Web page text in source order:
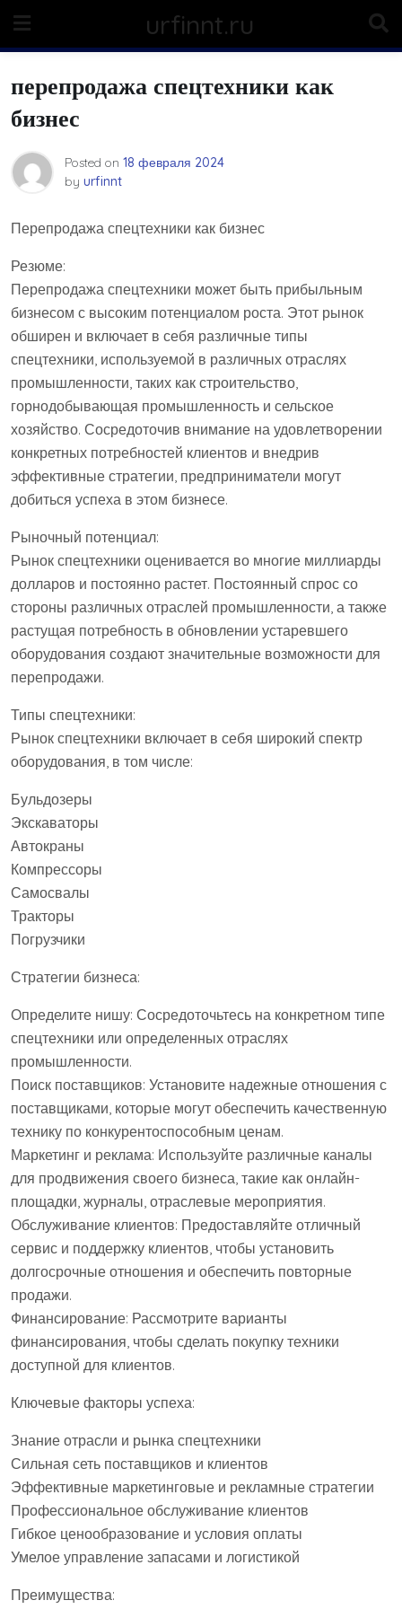
content
urfinnt.ru
перепродажа спецтехники как
бизнес
Posted on 18 февраля 2024
by urfinnt
Перепродажа спецтехники как бизнес
Резюме:
Перепродажа спецтехники может быть прибыльным
бизнесом с высоким потенциалом роста. Этот рынок
обширен и включает в себя различные типы
спецтехники, используемой в различных отраслях
промышленности, таких как строительство,
горнодобывающая промышленность и сельское
хозяйство. Сосредоточив внимание на удовлетворении
конкретных потребностей клиентов и внедрив
эффективные стратегии, предприниматели могут
добиться успеха в этом бизнесе.
Рыночный потенциал:
Рынок спецтехники оценивается во многие миллиарды
долларов и постоянно растет. Постоянный спрос со
стороны различных отраслей промышленности, а также
растущая потребность в обновлении устаревшего
оборудования создают значительные возможности для
перепродажи.
Типы спецтехники:
Рынок спецтехники включает в себя широкий спектр
оборудования, в том числе:
Бульдозеры
Экскаваторы
Автокраны
Компрессоры
Самосвалы
Тракторы
Погрузчики
Стратегии бизнеса:
Определите нишу: Сосредоточьтесь на конкретном типе
спецтехники или определенных отраслях
промышленности.
Поиск поставщиков: Установите надежные отношения с
поставщиками, которые могут обеспечить качественную
технику по конкурентоспособным ценам.
Маркетинг и реклама: Используйте различные каналы
для продвижения своего бизнеса, такие как онлайн-
площадки, журналы, отраслевые мероприятия.
Обслуживание клиентов: Предоставляйте отличный
сервис и поддержку клиентов, чтобы установить
долгосрочные отношения и обеспечить повторные
продажи.
Финансирование: Рассмотрите варианты
финансирования, чтобы сделать покупку техники
доступной для клиентов.
Ключевые факторы успеха:
Знание отрасли и рынка спецтехники
Сильная сеть поставщиков и клиентов
Эффективные маркетинговые и рекламные стратегии
Профессиональное обслуживание клиентов
Гибкое ценообразование и условия оплаты
Умелое управление запасами и логистикой
Преимущества: